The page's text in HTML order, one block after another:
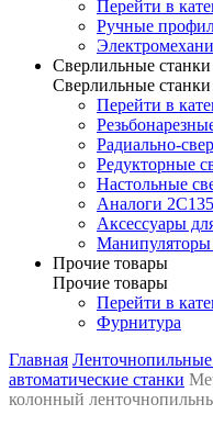
Перейти в
Ручные
Сверлильные
Сверлильные
Перейти в
Радиально-
Редукторные
Настольные
Аналоги 2С135
Аксессуары
Манипуляторы
Прочие товары
Прочие товары
Перейти в
Фурнитура
Главная Ленточнопильные
автоматические станки
колонный